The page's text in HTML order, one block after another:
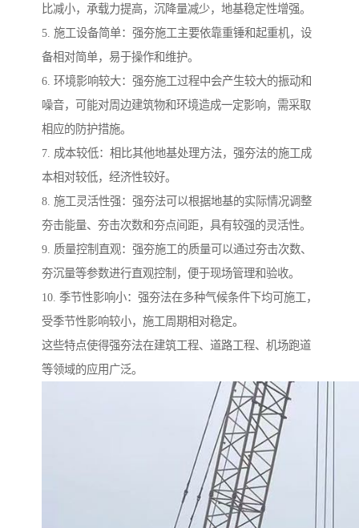
比减小，承载力提高，沉降量减少，地基稳定性增强。
5. 施工设备简单：强夯施工主要依靠重锤和起重机，设
备相对简单，易于操作和维护。
6. 环境影响较大：强夯施工过程中会产生较大的振动和
噪音，可能对周边建筑物和环境造成一定影响，需采取
相应的防护措施。
7. 成本较低：相比其他地基处理方法，强夯法的施工成
本相对较低，经济性较好。
8. 施工灵活性强：强夯法可以根据地基的实际情况调整
夯击能量、夯击次数和夯点间距，具有较强的灵活性。
9. 质量控制直观：强夯施工的质量可以通过夯击次数、
夯沉量等参数进行直观控制，便于现场管理和验收。
10. 季节性影响小：强夯法在多种气候条件下均可施工，
受季节性影响较小，施工周期相对稳定。
这些特点使得强夯法在建筑工程、道路工程、机场跑道
等领域的应用广泛。